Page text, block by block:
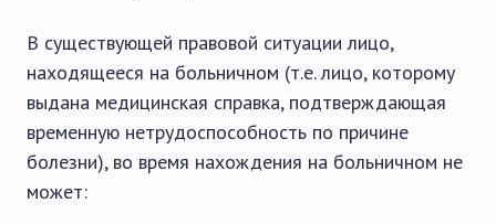
В существующей правовой ситуации лицо,
находящееся на больничном (т.е. лицо, которому
выдана медицинская справка, подтверждающая
временную нетрудоспособность по причине
болезни), во время нахождения на больничном не
может: